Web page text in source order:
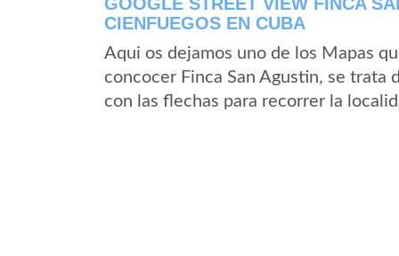
CIENFUEGOS EN CUBA
Aqui os dejamos uno de los Mapas
concocer Finca San Agustin, se trata
con las flechas para recorrer la